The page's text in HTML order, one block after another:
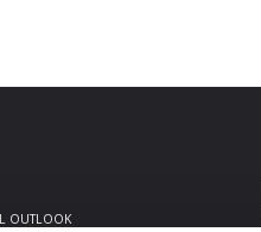
OUTLOOK